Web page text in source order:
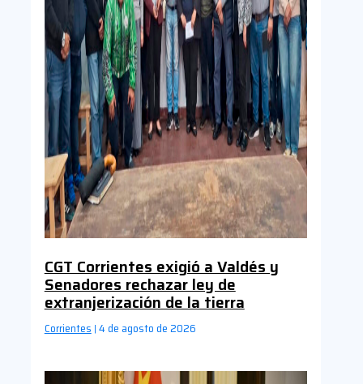
CGT Corrientes exigió a Valdés y
Senadores rechazar ley de
extranjerización de la tierra
Corrientes | 4 de agosto de 2026